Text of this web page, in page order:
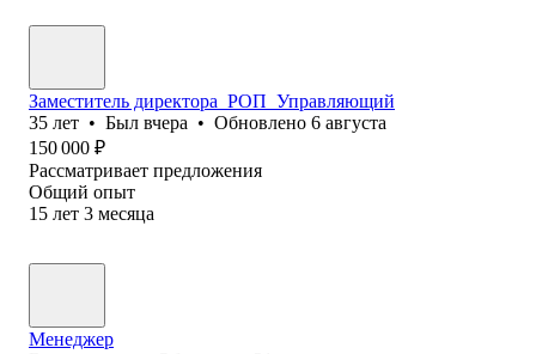
Заместитель директора_РОП_Управляющий
35 лет • Был вчера • Обновлено 6 августа
150 000 ₽
Рассматривает предложения
Общий опыт
15 лет 3 месяца
Менеджер